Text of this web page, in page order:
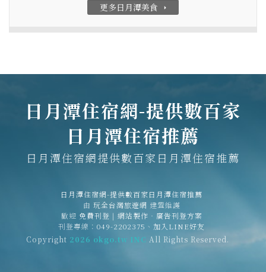
更多日月潭美食 arrow_right
日月潭住宿網-提供數百家
日月潭住宿推薦
日月潭住宿網提供數百家日月潭住宿推薦
日月潭住宿網-提供數百家日月潭住宿推薦
由 玩全台灣旅遊網 建置維護
歡迎 免費刊登 | 網站製作‧廣告刊登方案
刊登專線： 049-2202375 、 加入LINE好友
Copyright 2026 okgo.tw INC All Rights Reserved.